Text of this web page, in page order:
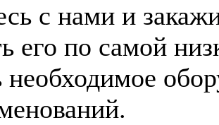
с нами и
его по самой
необходимое